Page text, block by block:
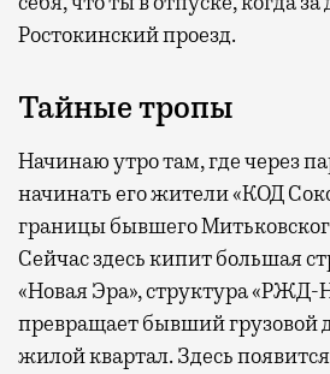
Ростокинский проезд.
Тайные тропы
Начинаю утро там, где через
начинать его жители «КОД
границы бывшего
Сейчас здесь кипит большая
«Новая Эра», структура
превращает бывший грузовой
жилой квартал. Здесь